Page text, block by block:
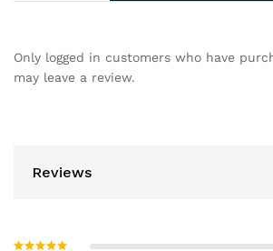
Only logged in customers who have
may leave a review.
Reviews